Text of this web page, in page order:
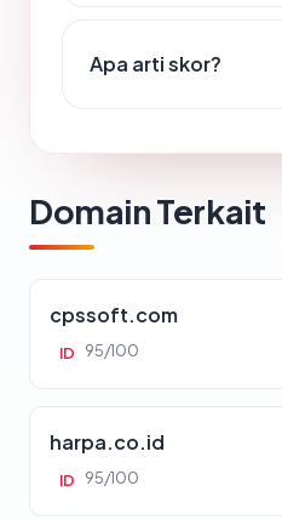
Apa arti skor?
Domain Terkait
cpssoft.com
ID 95/100
harpa.co.id
ID 95/100